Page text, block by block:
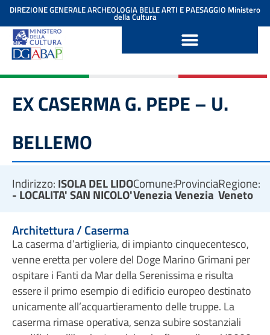
contenuto
DIREZIONE GENERALE ARCHEOLOGIA BELLE ARTI E PAESAGGIO Ministero
della Cultura
EX CASERMA G. PEPE – U.
BELLEMO
Indirizzo: ISOLA DEL LIDO
- LOCALITA' SAN NICOLO'
Comune:
Venezia
Provincia:
Venezia
Regione:
Veneto
Architettura / Caserma
La caserma d’artiglieria, di impianto cinquecentesco,
venne eretta per volere del Doge Marino Grimani per
ospitare i Fanti da Mar della Serenissima e risulta
essere il primo esempio di edificio europeo destinato
unicamente all’acquartieramento delle truppe. La
caserma rimase operativa, senza subire sostanziali